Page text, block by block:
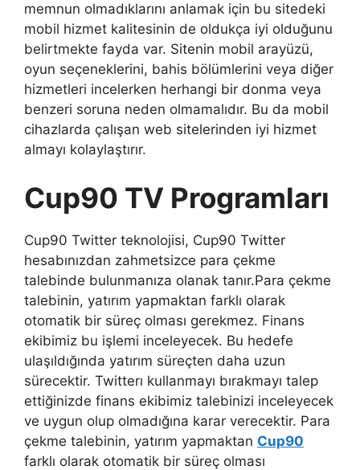
memnun olmadıklarını anlamak için bu sitedeki
mobil hizmet kalitesinin de oldukça iyi olduğunu
belirtmekte fayda var. Sitenin mobil arayüzü,
oyun seçeneklerini, bahis bölümlerini veya diğer
hizmetleri incelerken herhangi bir donma veya
benzeri soruna neden olmamalıdır. Bu da mobil
cihazlarda çalışan web sitelerinden iyi hizmet
almayı kolaylaştırır.
Cup90 TV Programları
Cup90 Twitter teknolojisi, Cup90 Twitter
hesabınızdan zahmetsizce para çekme
talebinde bulunmanıza olanak tanır.Para çekme
talebinin, yatırım yapmaktan farklı olarak
otomatik bir süreç olması gerekmez. Finans
ekibimiz bu işlemi inceleyecek. Bu hedefe
ulaşıldığında yatırım süreçten daha uzun
sürecektir. Twitterı kullanmayı bırakmayı talep
ettiğinizde finans ekibimiz talebinizi inceleyecek
ve uygun olup olmadığına karar verecektir. Para
çekme talebinin, yatırım yapmaktan Cup90
farklı olarak otomatik bir süreç olması